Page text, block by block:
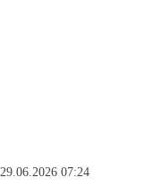
07:24